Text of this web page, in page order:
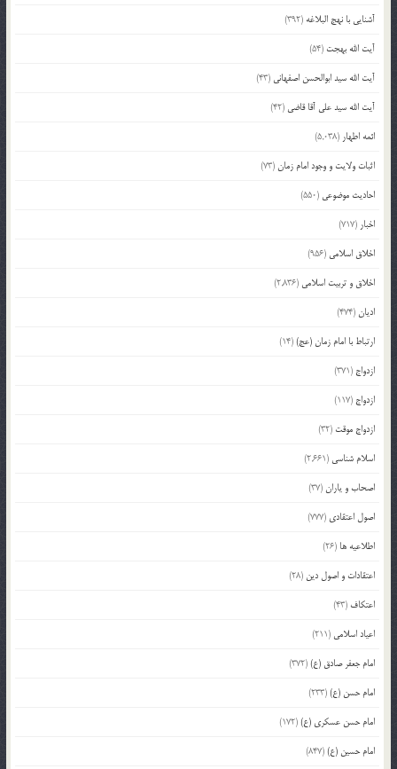
آشنایی با نهج البلاغه (392)
آیت الله بهجت (54)
آیت الله سید ابوالحسن اصفهانی (43)
آیت الله سید علی آقا قاضی (42)
ائمه اطهار (5,038)
اثبات ولایت و وجود امام زمان(73)
احادیث موضوعی (550)
اخبار (717)
اخلاق اسلامی (956)
اخلاق و تربیت اسلامی (2,836)
ادیان(474)
ارتباط با امام زمان (عج)(14)
ازدواج (371)
ازدواج (117)
ازدواج موقت (32)
اسلام شناسی (2,661)
اصحاب و یاران(37)
اصول اعتقادی (777)
اطلاعیه ها (26)
اعتقادات و اصول دین (28)
اعتکاف (43)
اعیاد اسلامی (211)
امام جعفر صادق (ع)(372)
امام حسن (ع)(233)
امام حسن عسکری (ع)(172)
امام حسین (ع)(847)